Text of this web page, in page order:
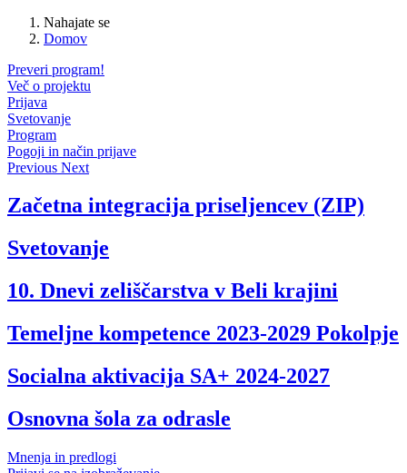
Nahajate se
Domov
Preveri program!
Več o projektu
Prijava
Svetovanje
Program
Pogoji in način prijave
Previous Next
Začetna integracija priseljencev (ZIP)
Svetovanje
10. Dnevi zeliščarstva v Beli krajini
Temeljne kompetence 2023-2029 Pokolpje
Socialna aktivacija SA+ 2024-2027
Osnovna šola za odrasle
Mnenja in predlogi